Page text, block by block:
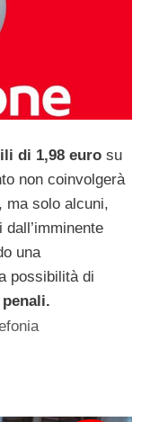
di 1,98 euro su
non coinvolgerà
ma solo alcuni,
una
possibilità di